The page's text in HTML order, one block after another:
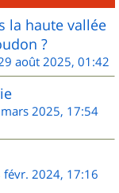
la haute vallée
?
août 2025, 01:42
2025, 17:54
févr. 2024, 17:16